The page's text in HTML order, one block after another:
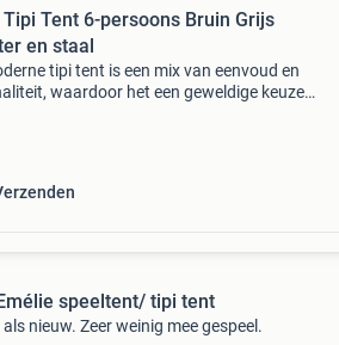
Tent 6-persoons Bruin Grijs
en staal
tipi tent is een mix van eenvoud en
waardoor het een geweldige keuze
speeltent/ tipi tent
nieuw. Zeer weinig mee gespeel.